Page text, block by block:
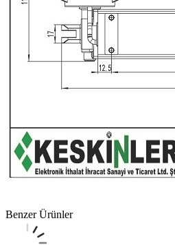
Benzer Ürünler